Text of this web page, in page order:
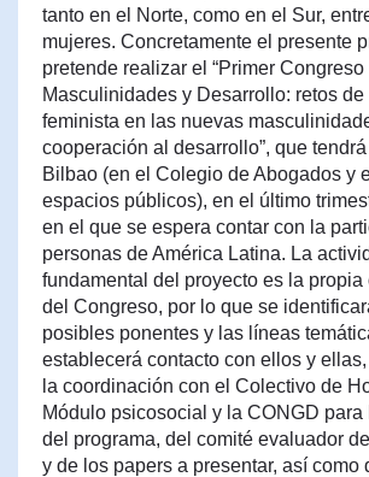
tanto en el Norte, como en el Sur,
mujeres. Concretamente el presente
pretende realizar el “Primer Congreso
Masculinidades y Desarrollo: retos
feminista en las nuevas
cooperación al desarrollo”, que
Bilbao (en el Colegio de Abogados y
espacios públicos), en el último
en el que se espera contar con la
personas de América Latina. La
fundamental del proyecto es la propia
del Congreso, por lo que se
posibles ponentes y las líneas
establecerá contacto con ellos y
la coordinación con el Colectivo de
Módulo psicosocial y la CONGD
del programa, del comité evaluador
y de los papers a presentar, así como